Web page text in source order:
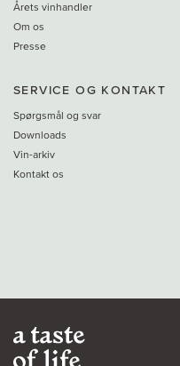
Årets vinhandler
Om os
Presse
SERVICE OG KONTAKT
Spørgsmål og svar
Downloads
Vin-arkiv
Kontakt os